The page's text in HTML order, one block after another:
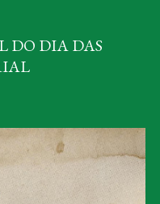
DO DIA DAS